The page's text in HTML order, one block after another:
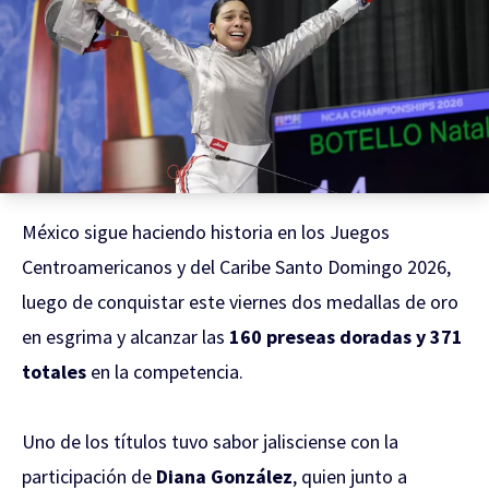
México sigue haciendo historia en los Juegos
Centroamericanos y del Caribe Santo Domingo 2026,
luego de conquistar este viernes dos medallas de oro
en esgrima y alcanzar las 160 preseas doradas y 371
totales en la competencia.
Uno de los títulos tuvo sabor jalisciense con la
participación de Diana González, quien junto a